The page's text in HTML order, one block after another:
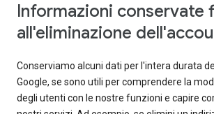
Informazioni conservate
all'eliminazione
Conserviamo alcuni dati per l'intera durata
Google, se sono utili per comprendere la
degli utenti con le nostre funzioni e capire